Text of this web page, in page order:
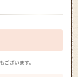
ざいます。